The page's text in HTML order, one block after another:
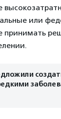
или
принимать